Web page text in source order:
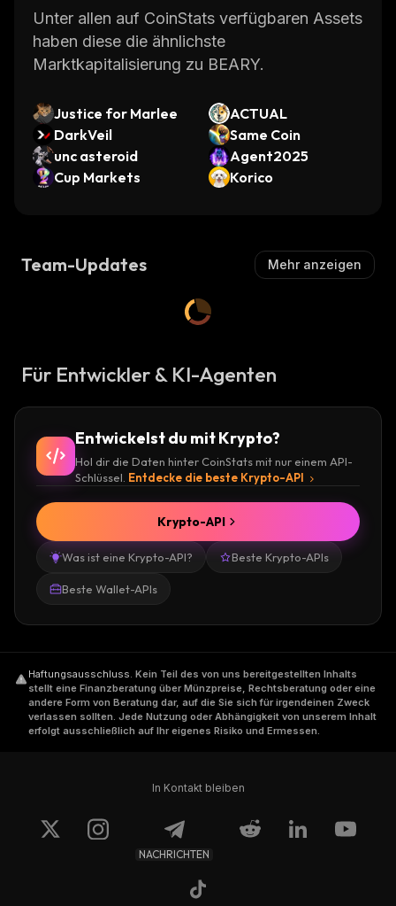
Unter allen auf CoinStats verfügbaren Assets
haben diese die ähnlichste
Marktkapitalisierung zu BEARY.
Justice for Marlee
ACTUAL
DarkVeil
Same Coin
unc asteroid
Agent2025
Cup Markets
Korico
Team-Updates Mehr anzeigen
Für Entwickler & KI-Agenten
Entwickelst du mit Krypto?
Hol dir die Daten hinter CoinStats mit nur einem API-
Schlüssel. Entdecke die beste Krypto-API
Was ist eine Krypto-API? Beste Krypto-APIs
Beste Wallet-APIs
Krypto-API
Haftungsausschluss. Kein Teil des von uns bereitgestellten Inhalts
stellt eine Finanzberatung über Münzpreise, Rechtsberatung oder eine
andere Form von Beratung dar, auf die Sie sich für irgendeinen Zweck
verlassen sollten. Jede Nutzung oder Abhängigkeit von unserem Inhalt
erfolgt ausschließlich auf Ihr eigenes Risiko und Ermessen.
In Kontakt bleiben
NACHRICHTEN